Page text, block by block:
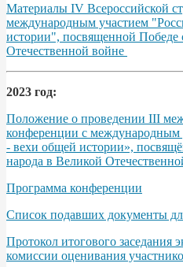
Материалы IV Всероссийской
международным участием
истории", посвященной Победе
Отечественной войне
2023 год:
Положение о проведении III
конференции с международным
- вехи общей истории»,
народа в Великой
Программа конференции
Список подавших документы
Протокол итогового заседания
комиссии оценивания